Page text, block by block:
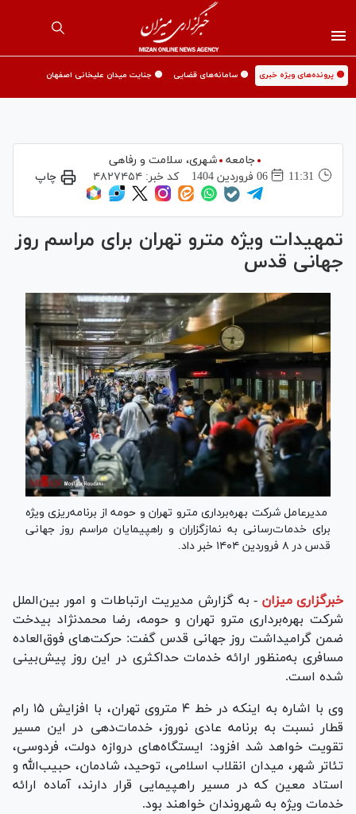
🟡 پرونده‌های ویژه خبری 🟡 سامانه‌های قضایی 🟡 جنایت میدان علیخانی اصفهان
جامعه
شهری،‌ سلامت و رفاهی
11:31
06 فروردين 1404 کد خبر:۴۸۲۷۴۵۴ چاپ
تمهیدات ویژه مترو تهران برای مراسم روز
جهانی قدس
مدیرعامل شرکت بهره‌برداری مترو تهران و حومه از برنامه‌ریزی ویژه
برای خدمات‌رسانی به نمازگزاران و راهپیمایان مراسم روز جهانی
قدس در ۸ فروردین ۱۴۰۴ خبر داد.
خبرگزاری میزان - به گزارش مدیریت ارتباطات و امور بین‌الملل
شرکت بهره‌برداری مترو تهران و حومه، رضا محمدنژاد بیدخت
ضمن گرامیداشت روز جهانی قدس گفت: حرکت‌های فوق‌العاده
مسافری به‌منظور ارائه خدمات حداکثری در این روز پیش‌بینی
شده است.
وی با اشاره به اینکه در خط ۴ متروی تهران، با افزایش ۱۵ رام
قطار نسبت به برنامه عادی نوروز، خدمات‌دهی در این مسیر
تقویت خواهد شد افزود: ایستگاه‌های دروازه دولت، فردوسی،
تئاتر شهر، میدان انقلاب اسلامی، توحید، شادمان، حبیب‌الله و
استاد معین که در مسیر راهپیمایی قرار دارند، آماده ارائه
خدمات ویژه به شهروندان خواهند بود.